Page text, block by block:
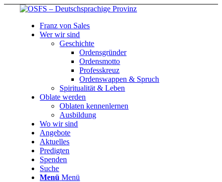
Franz von Sales
Wer wir sind
Geschichte
Ordensgründer
Ordensmotto
Professkreuz
Ordenswappen & Spruch
Spiritualität & Leben
Oblate werden
Oblaten kennenlernen
Ausbildung
Wo wir sind
Angebote
Aktuelles
Predigten
Spenden
Suche
Menü Menü